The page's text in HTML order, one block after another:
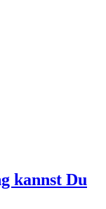
kannst Du